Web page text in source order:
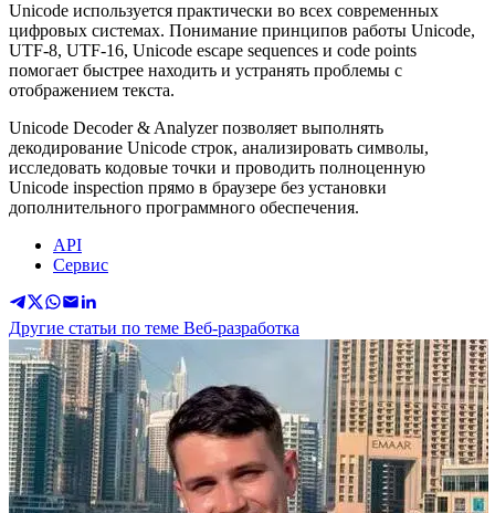
Unicode используется практически во всех современных
цифровых системах. Понимание принципов работы Unicode,
UTF-8, UTF-16, Unicode escape sequences и code points
помогает быстрее находить и устранять проблемы с
отображением текста.
Unicode Decoder & Analyzer позволяет выполнять
декодирование Unicode строк, анализировать символы,
исследовать кодовые точки и проводить полноценную
Unicode inspection прямо в браузере без установки
дополнительного программного обеспечения.
API
Сервис
Другие статьи по теме Веб-разработка